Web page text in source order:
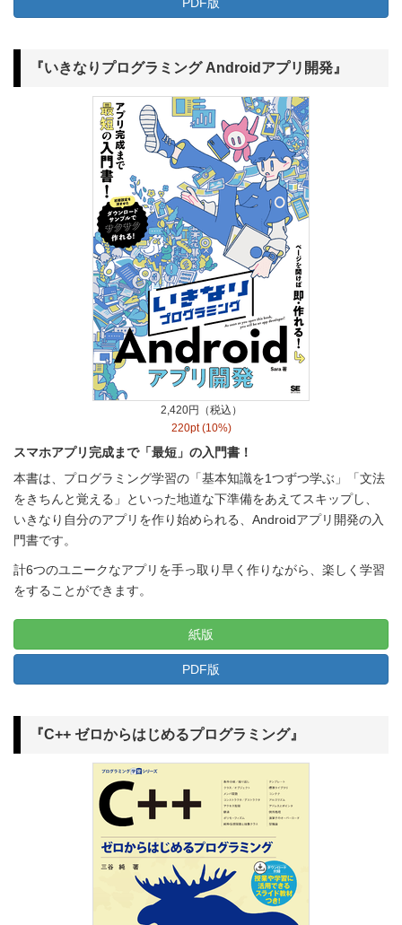
『いきなりプログラミング Androidアプリ開発』
2,420円（税込）
220pt (10%)
スマホアプリ完成まで「最短」の入門書！
本書は、プログラミング学習の「基本知識を1つずつ学ぶ」「文法
をきちんと覚える」といった地道な下準備をあえてスキップし、
いきなり自分のアプリを作り始められる、Androidアプリ開発の入
門書です。
計6つのユニークなアプリを手っ取り早く作りながら、楽しく学習
をすることができます。
紙版
PDF版
『C++ ゼロからはじめるプログラミング』